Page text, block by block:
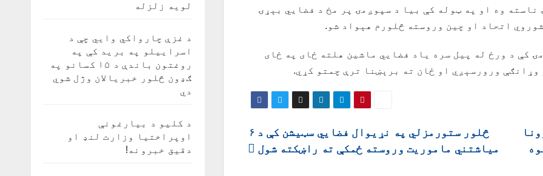
وه او په ټوله کې بیا د سپوږمۍ پر مخ د فضايي بېړۍ
اتحاد او چین وروسته څلورم هېواد شو.
کې د ورځ له پیل سره یاد فضايي ماشین هلته ځای په ځای
ورورسېږي او ځان ته برېښنا ترې چمتو کړي.
څلور ستورمزلي په نړیوال فضایي سټیشن کې د ۶
میاشتني ماموریت وروسته ځمکې ته راښکته شول
لویه زلزله
د غزې چارواکي وايي چې د
اسراییلو په برید کې په
روغتون باندې د ۱۵ کسانو په
ګډون څلور خبریالان وژل شوي
دي
د کلیو د بیارغونې
اوپراختیا وزارت لنډ او
دقیق خبرونه!